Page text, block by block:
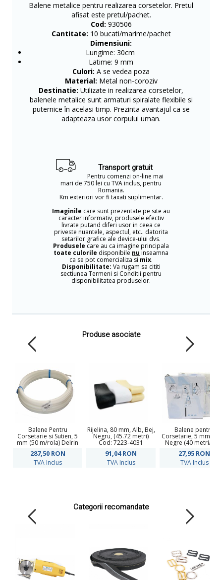
Balene metalice pentru realizarea corsetelor. Pretul
afisat este pretul/pachet.
Cod: 930506
Cantitate: 10 bucati/marime/pachet
Dimensiuni:
Lungime: 30cm
Latime: 9 mm
Culori: A se vedea poza
Material: Metal non-coroziv
Destinatie: Utilizate in realizarea corsetelor,
balenele metalice sunt armaturi spiralate flexibile si
puternice în acelasi timp. Prezinta avantajul ca se
adapteaza usor corpului uman.
Transport gratuit
Pentru comenzi on-line mai
mari de 750 lei cu TVA inclus, pentru
Romania.
Km exteriori vor fi taxati suplimentar.
Imaginile care sunt prezentate pe site au
caracter informativ, produsele efectiv
livrate putand diferi usor in ceea ce
priveste nuantele, aspectul, etc.. datorita
setarilor grafice ale device-ului dvs.
Produsele care au ca imagine principala
toate culorile disponibile nu inseamna
ca se pot comercializa si mix.
Disponibilitate: Va rugam sa cititi
sectiunea Termeni si Conditii pentru
disponibilitatea produselor.
Produse asociate
Balene Pentru
Corsetarie si Sutien, 5
mm (50 m/rola) Delrin
287,50 RON
TVA Inclus
Rijelina, 80 mm, Alb, Bej,
Negru, (45.72 metri)
Cod: 7223-4031
91,04RON
TVA Inclus
Balene pentru
Corsetarie, 5 mm,
Negre (40 metri/
27,95 RON
TVA Inclus
Categorii recomandate